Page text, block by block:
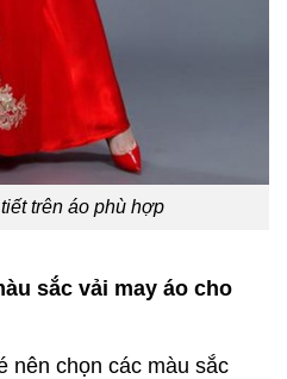
trên áo phù hợp
sắc vải may áo cho
nên chọn các màu sắc